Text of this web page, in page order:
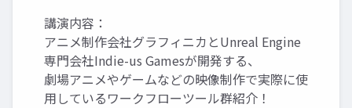
講演内容：
アニメ制作会社グラフィニカとUnreal Engine
専門会社Indie-us Gamesが開発する、
劇場アニメやゲームなどの映像制作で実際に使
用しているワークフローツール群紹介！